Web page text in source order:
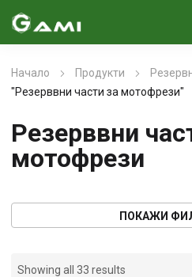
Начало Продукти
"Резерввни части за мотофрези"
Резерввни
мотофрези
ПОКАЖИ
Showing all 33 results